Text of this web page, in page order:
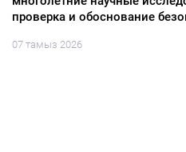
проверка и обоснование
07 тамыз 2026